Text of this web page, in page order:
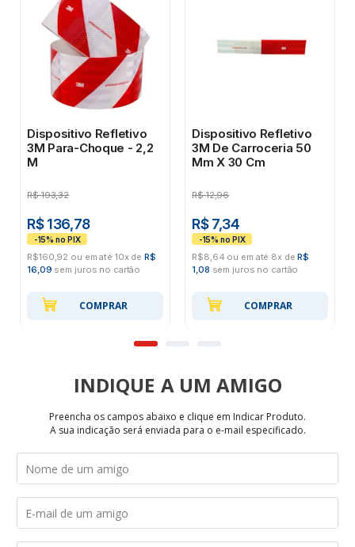
Dispositivo Refletivo
3M Para-Choque - 2,2
M
R$ 193,32
R$ 136,78
R$160,92 ou em até 10x deR$
16,09 sem juros no cartão
COMPRAR
Dispositivo Refletivo
3M De Carroceria 50
Mm X 30 Cm
R$ 12,96
R$ 7,34
R$8,64 ou em até 8x deR$
1,08 sem juros no cartão
COMPRAR
INDIQUE
Preencha os campos abaixo e clique em Indicar Produto.
A sua indicação será enviada para o e-mail especificado.